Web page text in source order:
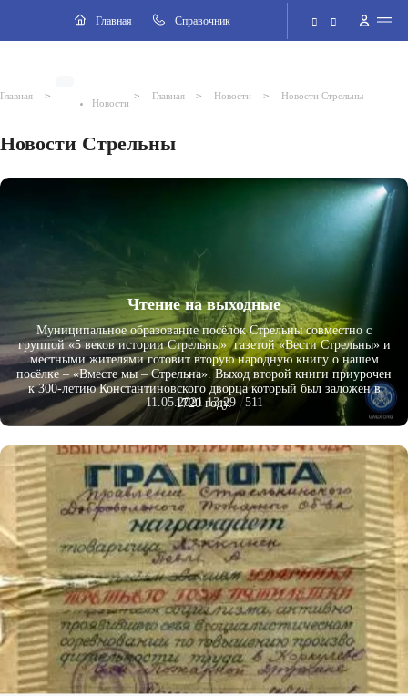
Главная Cправочник
Главная >
Новости
> Главная > Новости > Новости Стрельны
Новости Стрельны
Чтение на выходные
Муниципальное образование посёлок Стрельны совместно с
группой «5 веков истории Стрельны» газетой «Вести Стрельны» и
местными жителями готовит вторую народную книгу о нашем
посёлке – «Вместе мы – Стрельна». Выход второй книги приурочен
к 300-летию Константиновского дворца который был заложен в
1720 году.
11.05.2021 13:29 511